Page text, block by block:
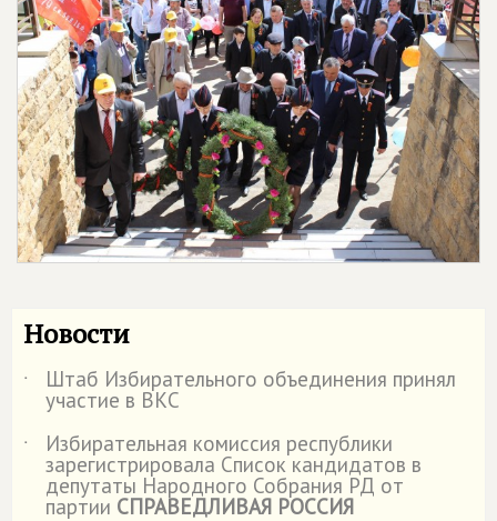
Новости
˙ Штаб Избирательного объединения принял
участие в ВКС
˙
Избирательная комиссия республики
зарегистрировала Список кандидатов в
депутаты Народного Собрания РД от
партии СПРАВЕДЛИВАЯ РОССИЯ